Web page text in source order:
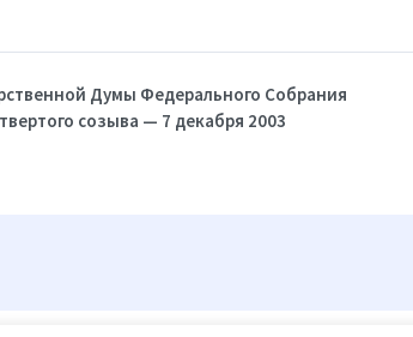
Думы Федерального Собрания
созыва — 7 декабря 2003